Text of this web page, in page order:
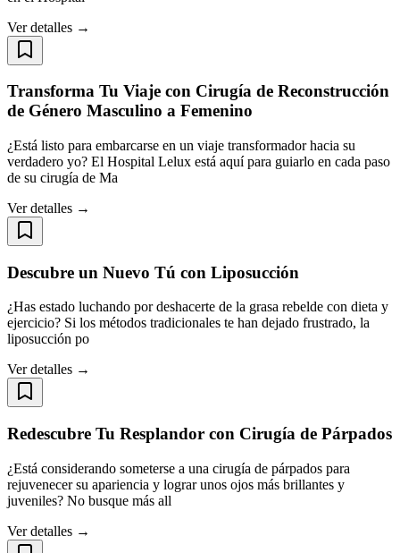
Ver detalles →
Transforma Tu Viaje con Cirugía de Reconstrucción
de Género Masculino a Femenino
¿Está listo para embarcarse en un viaje transformador hacia su
verdadero yo? El Hospital Lelux está aquí para guiarlo en cada paso
de su cirugía de Ma
Ver detalles →
Descubre un Nuevo Tú con Liposucción
¿Has estado luchando por deshacerte de la grasa rebelde con dieta y
ejercicio? Si los métodos tradicionales te han dejado frustrado, la
liposucción po
Ver detalles →
Redescubre Tu Resplandor con Cirugía de Párpados
¿Está considerando someterse a una cirugía de párpados para
rejuvenecer su apariencia y lograr unos ojos más brillantes y
juveniles? No busque más all
Ver detalles →